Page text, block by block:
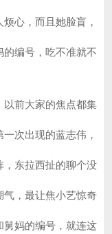
心，而且她脸盲，
编号，吃不准就不
前大家的焦点都集
次出现的蓝志伟，
，东拉西扯的聊个没
气，最让焦小艺惊奇
舅妈的编号，就连这